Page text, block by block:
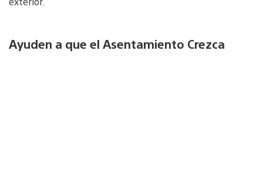
Ayuden a que el Asentamiento Crezca